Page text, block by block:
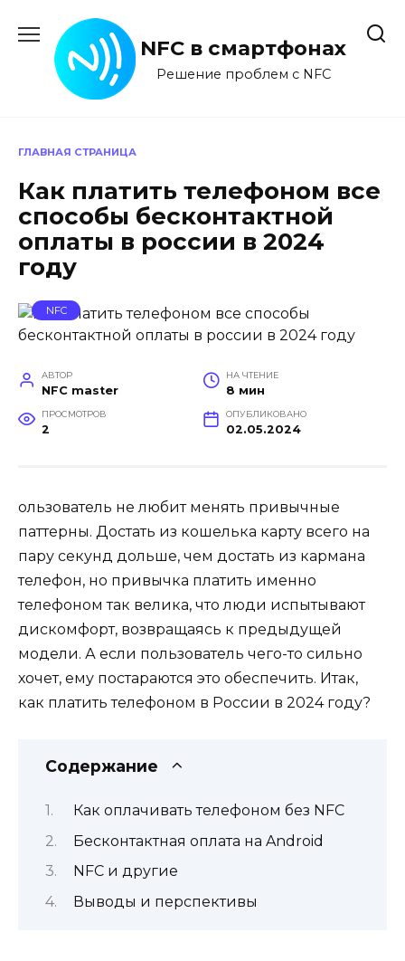
содержанию
NFC в смартфонах
Решение проблем с NFC
ГЛАВНАЯ СТРАНИЦА
Как платить телефоном все
способы бесконтактной
оплаты в россии в 2024
году
NFC
АВТОР
NFC master
НА ЧТЕНИЕ
8 мин
ПРОСМОТРОВ
2
ОПУБЛИКОВАНО
02.05.2024
ользователь не любит менять привычные
паттерны. Достать из кошелька карту всего на
пару секунд дольше, чем достать из кармана
телефон, но привычка платить именно
телефоном так велика, что люди испытывают
дискомфорт, возвращаясь к предыдущей
модели. А если пользователь чего-то сильно
хочет, ему постараются это обеспечить. Итак,
как платить телефоном в России в 2024 году?
Содержание
Как оплачивать телефоном без NFC
Бесконтактная оплата на Android
NFС и другие
Выводы и перспективы